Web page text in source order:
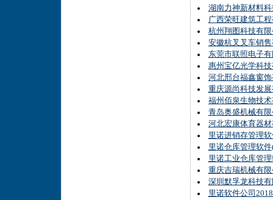
湖南力神新材料
广西荣旺建筑工
杭州翔图科技有
安徽杭叉叉车销
东莞市联照电子
惠州宝亿光学科
河北邢台福鑫窗
重庆源尚科技发
福州佰泉生物技
青岛奥盛机械有
河北宏康体育器
里诺进销存管理
里诺仓库管理软
里诺工业仓库管
重庆吉瑞机械有
深圳默孚龙科技
里诺软件公司